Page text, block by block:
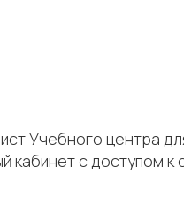
Учебного центра
кабинет с